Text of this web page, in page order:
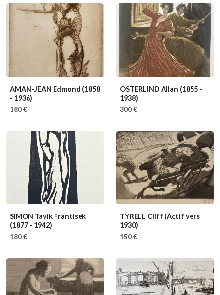
AMAN-JEAN Edmond (1858
- 1936)
180 €
ÖSTERLIND Allan (1855 -
1938)
300 €
SIMON Tavik Frantisek
(1877 - 1942)
180 €
TYRELL Cliff (Actif vers
1930)
150 €